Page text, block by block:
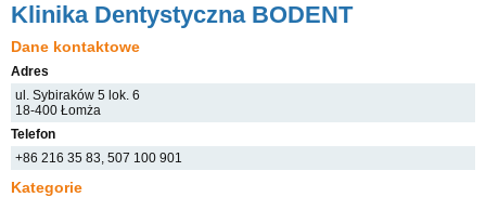
Klinika Dentystyczna BODENT
Dane kontaktowe
Adres
ul. Sybiraków 5 lok. 6
18-400 Łomża
Telefon
+86 216 35 83, 507 100 901
Kategorie